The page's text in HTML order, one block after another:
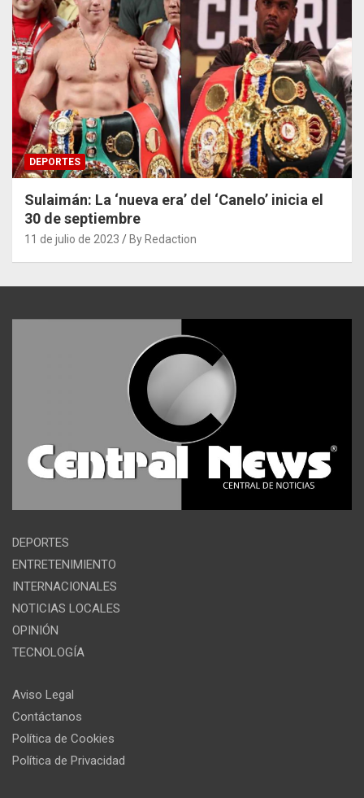
DEPORTES
Sulaimán: La ‘nueva era’ del ‘Canelo’ inicia el
30 de septiembre
11 de julio de 2023 By Redaction
DEPORTES
ENTRETENIMIENTO
INTERNACIONALES
NOTICIAS LOCALES
OPINIÓN
TECNOLOGÍA
Aviso Legal
Contáctanos
Política de Cookies
Política de Privacidad